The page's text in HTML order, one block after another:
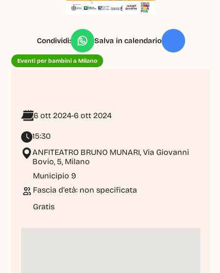
Condividi: Salva in calendario
Eventi per bambini a Milano
6 ott 2024-6 ott 2024
15:30
ANFITEATRO BRUNO MUNARI, Via Giovanni
Bovio, 5, Milano
Municipio 9
Fascia d'età: non specificata
Gratis